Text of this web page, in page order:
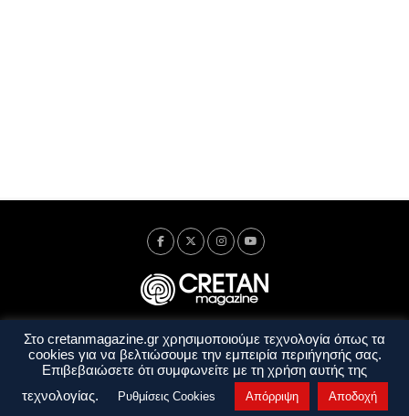
Ταυτότητα Πολιτική Απορρήτου
Όροι Χρήσης
Όροι και Προϋποθέσεις
Στο cretanmagazine.gr χρησιμοποιούμε τεχνολογία όπως τα
cookies για να βελτιώσουμε την εμπειρία περιήγησής σας.
Επιβεβαιώσετε ότι συμφωνείτε με τη χρήση αυτής της
τεχνολογίας.
Ρυθμίσεις Cookies Απόρριψη Αποδοχή